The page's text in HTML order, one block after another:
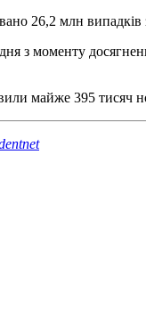
26,2 млн випадків
моменту
майже 395 тисяч